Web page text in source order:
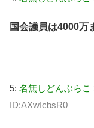
国会議員は4000万
5: 名無しどんぶらこ
ID:AXwIcbsR0